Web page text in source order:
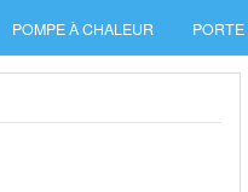
POMPE À CHALEUR